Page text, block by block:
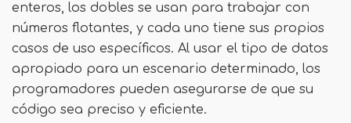
enteros, los dobles se usan para trabajar con
números flotantes, y cada uno tiene sus propios
casos de uso específicos. Al usar el tipo de datos
apropiado para un escenario determinado, los
programadores pueden asegurarse de que su
código sea preciso y eficiente.